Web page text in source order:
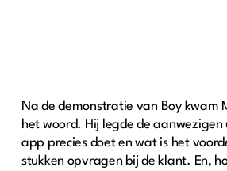
Na de demonstratie van Boy kwam
het woord. Hij legde de
app precies doet en wat is het
stukken opvragen bij de klant. En,